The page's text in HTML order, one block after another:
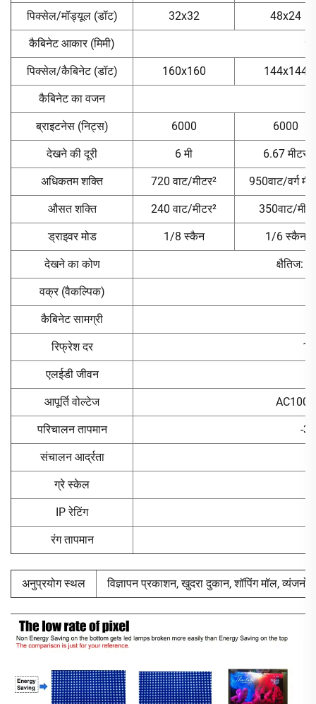
पिक्सेल/मॉड्यूल (डॉट) 32x32 48x24
कैबिनेट आकार (मिमी)
पिक्सेल/कैबिनेट (डॉट) 160x160 144x144
कैबिनेट का वजन
ब्राइटनेस (निट्स) 6000 6000
देखने की दूरी 6 मी 6.67 मीटर
अधिकतम शक्ति 720 वाट/मीटर² 950वाट/वर्ग
औसत शक्ति 240 वाट/मीटर² 350वाट/मी2
ड्राइवर मोड 1/8 स्कैन 1/6 स्कैन
देखने का कोण क्षैतिज:
वक्र (वैकल्पिक)
कैबिनेट सामग्री
रिफ्रेश दर
एलईडी जीवन
आपूर्ति वोल्टेज
परिचालन तापमान -
संचालन आर्द्रता
ग्रे स्केल
IP रेटिंग
रंग तापमान
अनुप्रयोग स्थल विज्ञापन प्रकाशन, खुदरा दुकान, शॉपिंग मॉल, व्यंजनों